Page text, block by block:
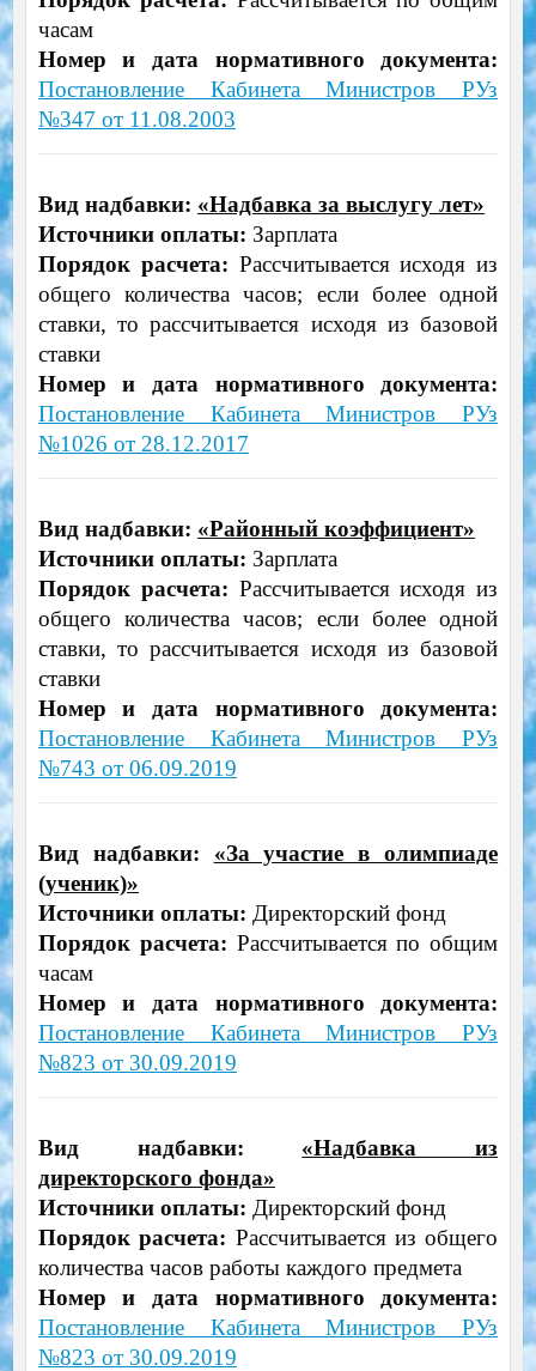
часам
Номер и дата нормативного документа:
Постановление Кабинета Министров РУз
№347 от 11.08.2003
Вид надбавки: «Надбавка за выслугу лет»
Источники оплаты: Зарплата
Порядок расчета: Рассчитывается исходя из
общего количества часов; если более одной
ставки, то рассчитывается исходя из базовой
ставки
Номер и дата нормативного документа:
Постановление Кабинета Министров РУз
№1026 от 28.12.2017
Вид надбавки: «Районный коэффициент»
Источники оплаты: Зарплата
Порядок расчета: Рассчитывается исходя из
общего количества часов; если более одной
ставки, то рассчитывается исходя из базовой
ставки
Номер и дата нормативного документа:
Постановление Кабинета Министров РУз
№743 от 06.09.2019
Вид надбавки: «За участие в олимпиаде
(ученик)»
Источники оплаты: Директорский фонд
Порядок расчета: Рассчитывается по общим
часам
Номер и дата нормативного документа:
Постановление Кабинета Министров РУз
№823 от 30.09.2019
Вид надбавки: «Надбавка из
директорского фонда»
Источники оплаты: Директорский фонд
Порядок расчета: Рассчитывается из общего
количества часов работы каждого предмета
Номер и дата нормативного документа:
Постановление Кабинета Министров РУз
№823 от 30.09.2019